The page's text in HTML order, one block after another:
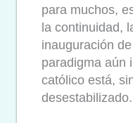
para muchos,
la continuidad,
inauguración
paradigma aún
católico está,
desestabilizado.